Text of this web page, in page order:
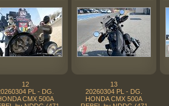
12
PL - DG.
CMX 500A
13
20260304 PL - DG.
HONDA CMX 500A